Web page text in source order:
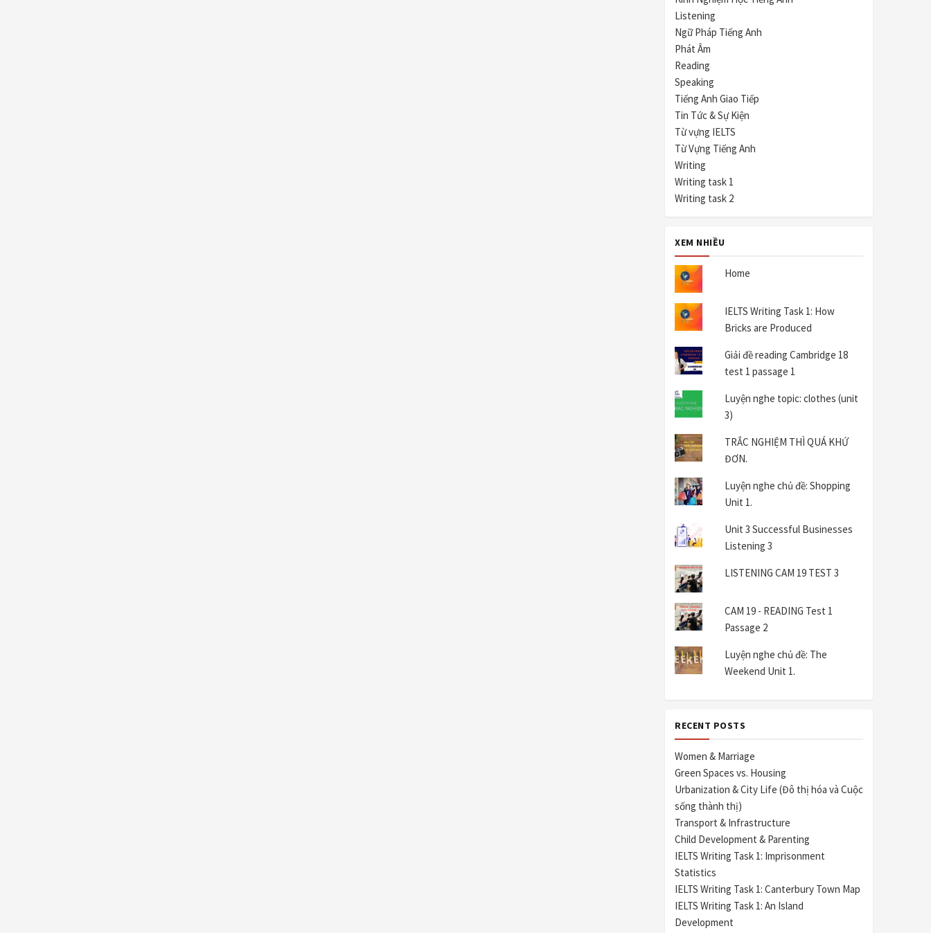
Listening
Ngữ Pháp Tiếng Anh
Phát Âm
Reading
Speaking
Tiếng Anh Giao Tiếp
Tin Tức & Sự Kiện
Từ vựng IELTS
Từ Vựng Tiếng Anh
Writing
Writing task 1
Writing task 2
XEM NHIỀU
Home
IELTS Writing Task 1: How
Bricks are Produced
Giải đề reading Cambridge 18
test 1 passage 1
Luyện nghe topic: clothes (unit
3)
TRẮC NGHIỆM THÌ QUÁ KHỨ
ĐƠN.
Luyện nghe chủ đề: Shopping
Unit 1.
Unit 3 Successful Businesses
Listening 3
LISTENING CAM 19 TEST 3
CAM 19 - READING Test 1
Passage 2
Luyện nghe chủ đề: The
Weekend Unit 1.
RECENT POSTS
Women & Marriage
Green Spaces vs. Housing
Urbanization & City Life (Đô thị hóa và Cuộc
sống thành thị)
Transport & Infrastructure
Child Development & Parenting
IELTS Writing Task 1: Imprisonment
Statistics
IELTS Writing Task 1: Canterbury Town Map
IELTS Writing Task 1: An Island
Development